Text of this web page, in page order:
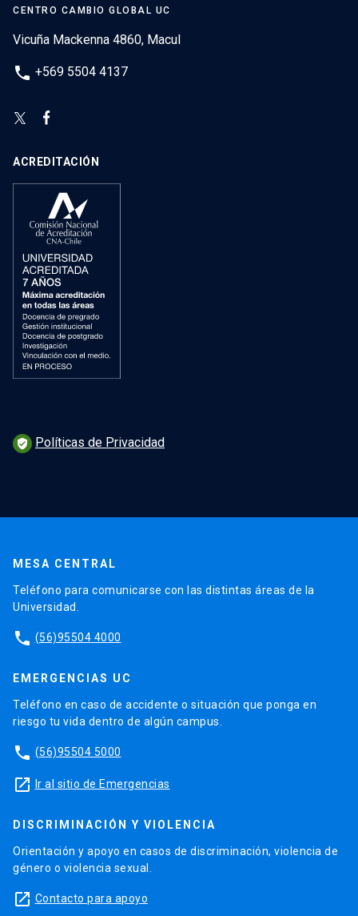
CENTRO CAMBIO GLOBAL UC
Vicuña Mackenna 4860, Macul
phone +569 5504 4137
ACREDITACIÓN
verified_user Políticas de Privacidad
MESA CENTRAL
Teléfono para comunicarse con las distintas áreas de la
Universidad.
phone (56)95504 4000
EMERGENCIAS UC
Teléfono en caso de accidente o situación que ponga en
riesgo tu vida dentro de algún campus.
phone (56)95504 5000
launch Ir al sitio de Emergencias
DISCRIMINACIÓN Y VIOLENCIA
Orientación y apoyo en casos de discriminación, violencia de
género o violencia sexual.
launch Contacto para apoyo